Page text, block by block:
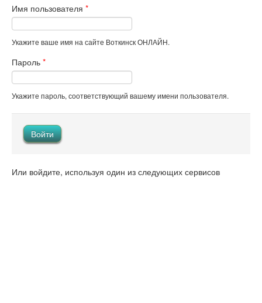
Имя пользователя *
Укажите ваше имя на сайте Воткинск ОНЛАЙН.
Пароль *
Укажите пароль, соответствующий вашему имени пользователя.
Или войдите, используя один из следующих сервисов